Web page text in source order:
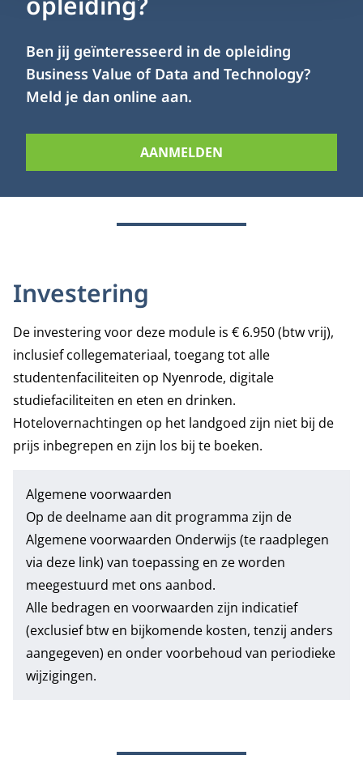
Ben jij geïnteresseerd in de opleiding
Business Value of Data and Technology?
Meld je dan online aan.
AANMELDEN
Investering
De investering voor deze module is € 6.950 (btw vrij),
inclusief collegemateriaal, toegang tot alle
studentenfaciliteiten op Nyenrode, digitale
studiefaciliteiten en eten en drinken.
Hotelovernachtingen op het landgoed zijn niet bij de
prijs inbegrepen en zijn los bij te boeken.
Algemene voorwaarden
Op de deelname aan dit programma zijn de
Algemene voorwaarden Onderwijs (te raadplegen
via deze link) van toepassing en ze worden
meegestuurd met ons aanbod.
Alle bedragen en voorwaarden zijn indicatief
(exclusief btw en bijkomende kosten, tenzij anders
aangegeven) en onder voorbehoud van periodieke
wijzigingen.